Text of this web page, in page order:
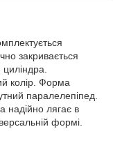
закривається
колір. Форма
паралелепіпед.
надійно лягає в
формі.